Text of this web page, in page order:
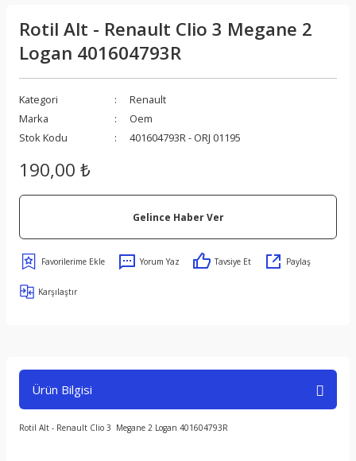
Rotil Alt - Renault Clio 3 Megane 2
Logan 401604793R
Kategori
Renault
Marka
Oem
Stok Kodu
401604793R - ORJ 01195
190,00 ₺
Gelince Haber Ver
Yorum Yaz Tavsiye Et Paylaş
Karşılaştır
Ürün Bilgisi
Rotil Alt - Renault Clio 3 Megane 2 Logan 401604793R